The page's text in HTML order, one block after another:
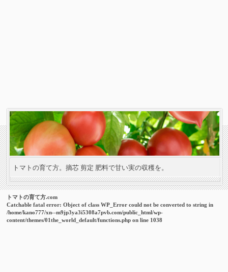
トマトの育て方。摘芯 剪定 肥料で甘い実の収穫を。
トマトの育て方.com
Catchable fatal error: Object of class WP_Error could not be converted to string in
/home/kano777/xn--m9jp3ya3i5308a7pvb.com/public_html/wp-
content/themes/01the_world_default/functions.php on line 1038